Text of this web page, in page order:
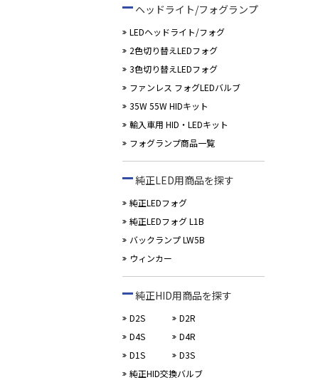
ヘッドライト/フォグランプ
LEDヘッドライト/フォグ
2色切り替えLEDフォグ
3色切り替えLEDフォグ
ファンレス フォグLEDバルブ
35W 55W HIDキット
輸入車用 HID・LEDキット
フォグランプ商品一覧
純正LED用商品を探す
純正LEDフォグ
純正LEDフォグ L1B
バックランプ LW5B
ウィンカー
純正HID用商品を探す
D2S
D2R
D4S
D4R
D1S
D3S
純正HID交換バルブ